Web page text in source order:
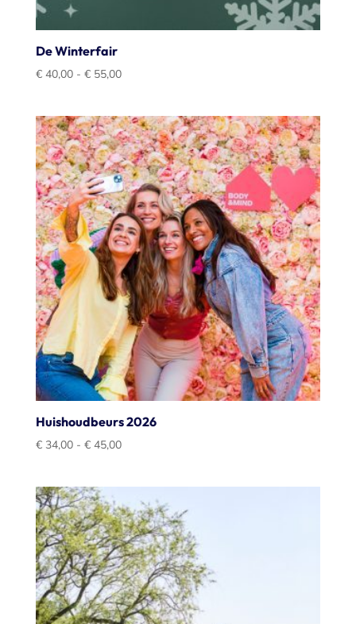
De Winterfair
€40,00 - €55,00Prijsklasse:
€ 55,00
Huishoudbeurs 2026
€34,00 - €45,00Prijsklasse:
€ 45,00